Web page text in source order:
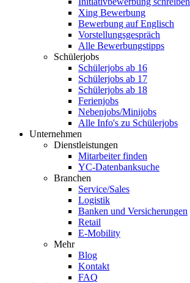
Xing Bewerbung
Bewerbung auf Englisch
Vorstellungsgespräch
Alle Bewerbungstipps
Schülerjobs
Schülerjobs ab 16
Schülerjobs ab 17
Schülerjobs ab 18
Ferienjobs
Nebenjobs/Minijobs
Alle Info's zu Schülerjobs
Unternehmen
Dienstleistungen
Mitarbeiter finden
YC-Datenbanksuche
Branchen
Service/Sales
Logistik
Banken und Versicherungen
Retail
E-Mobility
Mehr
Blog
Kontakt
FAQ